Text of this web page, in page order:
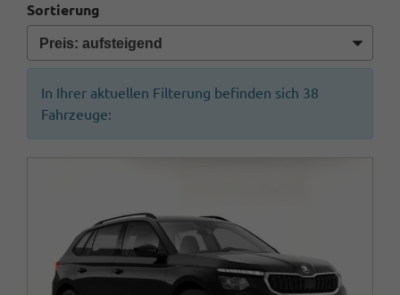
Sortierung
In Ihrer aktuellen Filterung befinden sich 38
Fahrzeuge: